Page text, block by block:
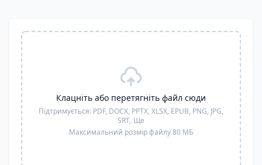
Клацніть або перетягніть файл сюди
Підтримується: PDF, DOCX, PPTX, XLSX, EPUB, PNG, JPG,
SRT, Ще
Максимальний розмір файлу 80 МБ